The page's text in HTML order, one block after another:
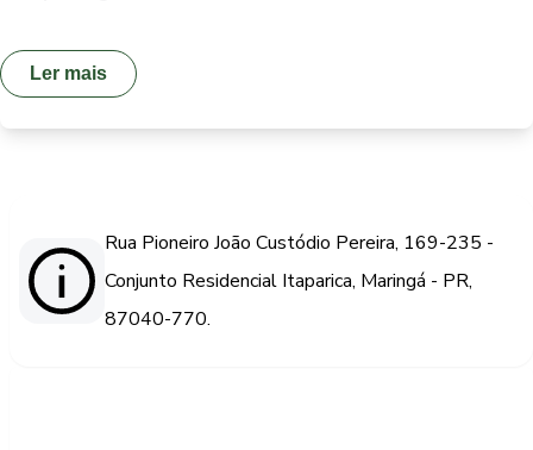
Ler mais
Rua Pioneiro João Custódio Pereira, 169-235 -
Conjunto Residencial Itaparica, Maringá - PR,
87040-770.